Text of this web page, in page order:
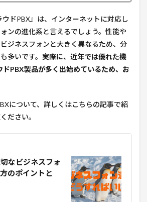
ウドPBX』は、インターネットに対応し
ンの進化系と言えるでしょう。性能や
ジネスフォンと大きく異なるため、分
多いです。 実際に、近年では優れた機
PBX製品が多く出始めているため、お
について、詳しくはこちらの記事で紹
ださい。
なビジネスフォ
のポイントと